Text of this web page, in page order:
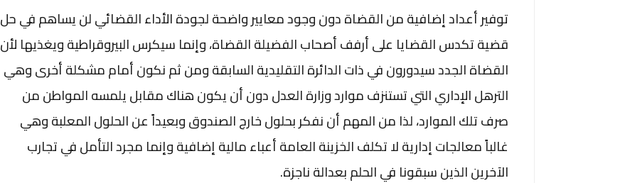
توفير أعداد إضافية من القضاة دون وجود معايير واضحة لجودة الأداء القضائي لن يساهم في حل
قضية تكدس القضايا على أرفف أصحاب الفضيلة القضاة، وإنما سيكرس البيروقراطية ويغذيها لأن
القضاة الجدد سيدورون في ذات الدائرة التقليدية السابقة ومن ثم نكون أمام مشكلة أخرى وهي
الترهل الإداري التي تستنزف موارد وزارة العدل دون أن يكون هناك مقابل يلمسه المواطن من
صرف تلك الموارد، لذا من المهم أن نفكر بحلول خارج الصندوق وبعيداً عن الحلول المعلبة وهي
غالباً معالجات إدارية لا تكلف الخزينة العامة أعباء مالية إضافية وإنما مجرد التأمل في تجارب
الآخرين الذين سبقونا في الحلم بعدالة ناجزة.